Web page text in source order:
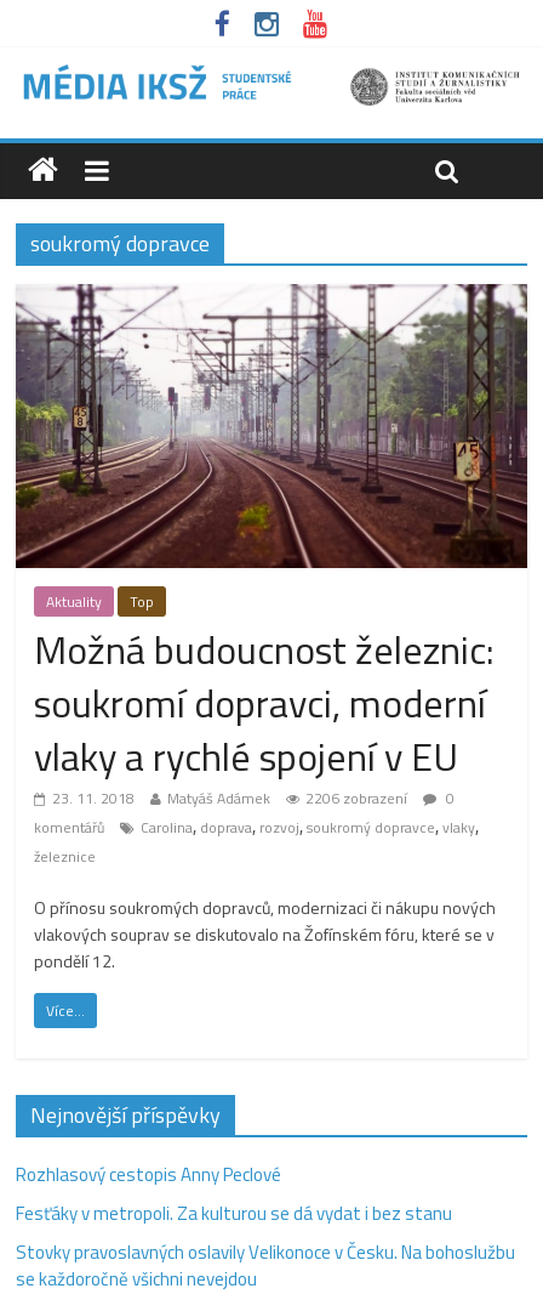
soukromý dopravce
Aktuality Top
Možná budoucnost železnic:
soukromí dopravci, moderní
vlaky a rychlé spojení v EU
23. 11. 2018 Matyáš Adámek 2206 zobrazení
0
komentářů
Carolina, doprava, rozvoj,soukromý dopravce,vlaky,
železnice
O přínosu soukromých dopravců, modernizaci či nákupu nových
vlakových souprav se diskutovalo na Žofínském fóru, které se v
pondělí 12.
Více...
Nejnovější příspěvky
Rozhlasový cestopis Anny Peclové
Fesťáky v metropoli. Za kulturou se dá vydat i bez stanu
Stovky pravoslavných oslavily Velikonoce v Česku. Na bohoslužbu
se každoročně všichni nevejdou